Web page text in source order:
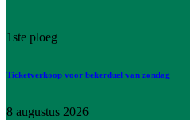
1ste ploeg
Ticketverkoop voor bekerduel van zondag
8 augustus 2026